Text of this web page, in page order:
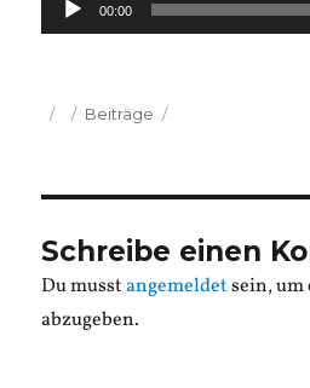
Player
00:00
Veröffentlicht
Kategorien
Beiträge
Schreibe einen
Du musstangemeldetsein,
abzugeben.